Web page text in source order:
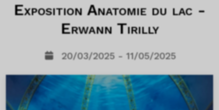
Exposition Anatomie du lac -
Erwann Tirilly
20/03/2025 - 11/05/2025